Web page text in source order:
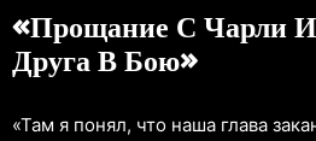
«Прощание С Чарли
Друга В Бою»
«Там я понял, что наша глава